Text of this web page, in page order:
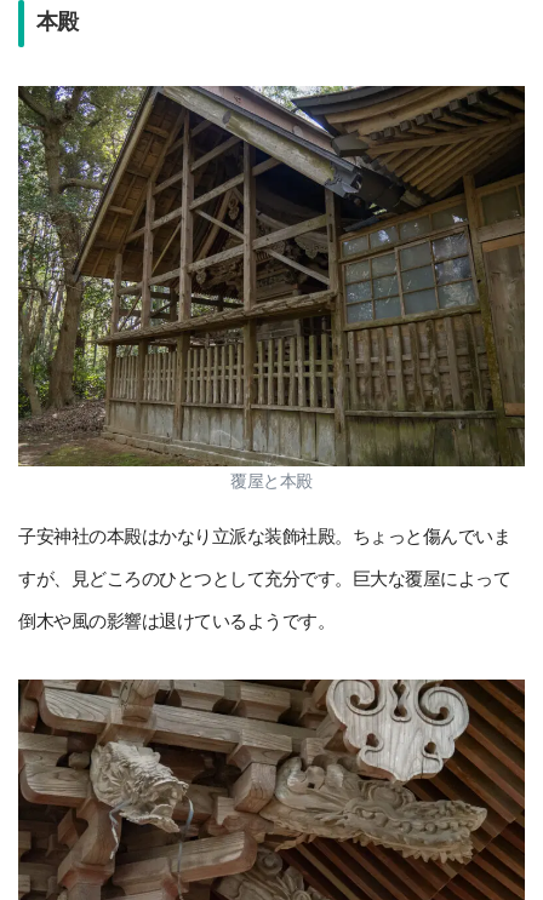
本殿
覆屋と本殿
子安神社の本殿はかなり立派な装飾社殿。ちょっと傷んでいま
すが、見どころのひとつとして充分です。巨大な覆屋によって
倒木や風の影響は退けているようです。